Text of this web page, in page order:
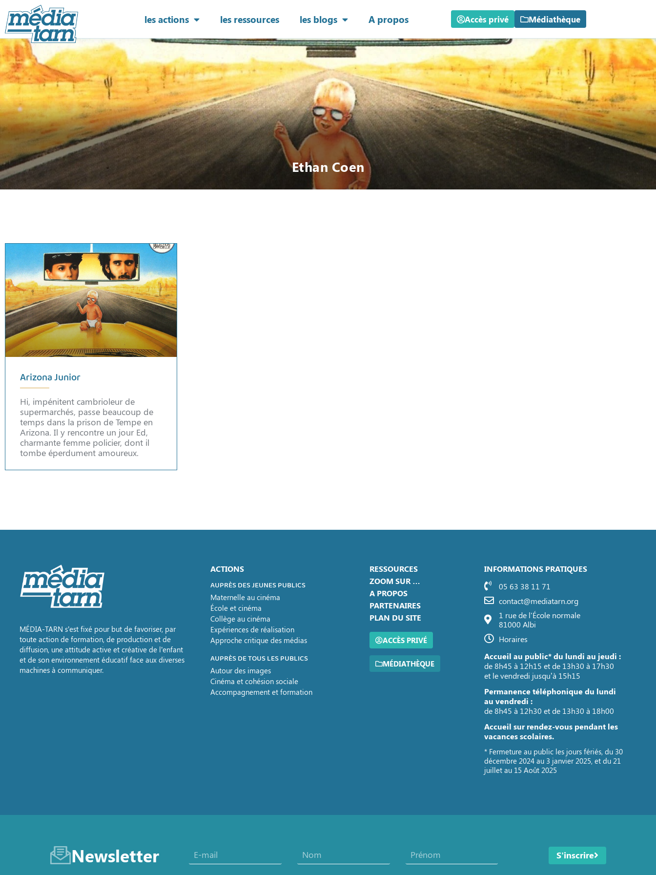
les actions les ressources les blogs A propos Accès privé Médiathèque
Ethan Coen
Arizona Junior
Hi, impénitent cambrioleur de
supermarchés, passe beaucoup de
temps dans la prison de Tempe en
Arizona. Il y rencontre un jour Ed,
charmante femme policier, dont il
tombe éperdument amoureux.
MÉDIA-TARN s’est fixé pour but de favoriser, par
toute action de formation, de production et de
diffusion, une attitude active et créative de l’enfant
et de son environnement éducatif face aux diverses
machines à communiquer.
ACTIONS
AUPRÈS DES JEUNES PUBLICS
Maternelle au cinéma
École et cinéma
Collège au cinéma
Expériences de réalisation
Approche critique des médias
AUPRÈS DE TOUS LES PUBLICS
Autour des images
Cinéma et cohésion sociale
Accompagnement et formation
RESSOURCES
ZOOM SUR …
A PROPOS
PARTENAIRES
PLAN DU SITE
ACCÈS PRIVÉ
MÉDIATHÈQUE
INFORMATIONS PRATIQUES
05 63 38 11 71
contact@mediatarn.org
1 rue de l'École normale
81000 Albi
Horaires
Accueil au public* du lundi au jeudi :
de 8h45 à 12h15 et de 13h30 à 17h30
et le vendredi jusqu’à 15h15
Permanence téléphonique du lundi
au vendredi :
de 8h45 à 12h30 et de 13h30 à 18h00
Accueil sur rendez-vous pendant les
vacances scolaires.
* Fermeture au public les jours fériés, du 30
décembre 2024 au 3 janvier 2025, et du 21
juillet au 15 Août 2025
Newsletter S'inscrire